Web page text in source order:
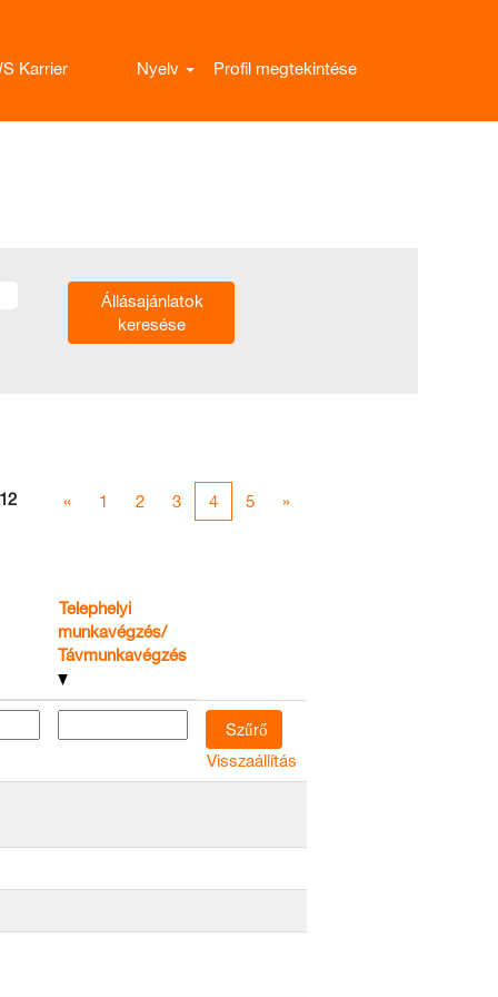
Karrier Nyelv Profil megtekintése
« 1 2 3 4 5 »
Telephelyi
munkavégzés/
Távmunkavégzés
Visszaállítás